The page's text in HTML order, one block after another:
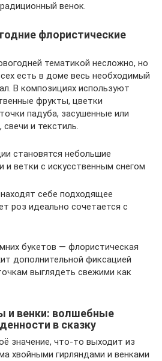
венок.
флористические
тематикой несложно, но
есть в доме весь необходимый
В композициях используют
фрукты, цветки
падуба, засушенные или
и текстиль.
становятся небольшие
и ветки с искусственным снегом
себе подходящее
роз идеально сочетается с
букетов — флористическая
дополнительной фиксацией
выглядеть свежими как
и венки: волшебные
в сказку
значение, что-то выходит из
хвойными гирляндами и венками